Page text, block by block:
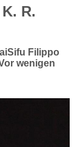
R.
Filippo
wenigen